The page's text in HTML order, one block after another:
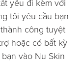
yếu đi kèm với
tôi yêu cầu bạn
công tuyệt
hoặc có bất kỳ
vào Nu Skin